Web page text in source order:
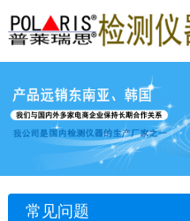
常见问题